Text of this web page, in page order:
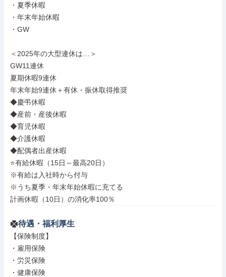
・夏季休暇
・年末年始休暇
・GW
＜2025年の大型連休は…＞
GW11連休
夏期休暇9連休
年末年始9連休＋有休・振休取得推奨
◆慶弔休暇
◆産前・産後休暇
◆育児休暇
◆介護休暇
◆配偶者出産休暇
⭐有給休暇（15日～最高20日）
※有給は入社時から付与
※うち夏季・年末年始休暇に充てる
計画休暇（10日）の消化率100％
待遇・福利厚生
【保険制度】
・雇用保険
・労災保険
・健康保険